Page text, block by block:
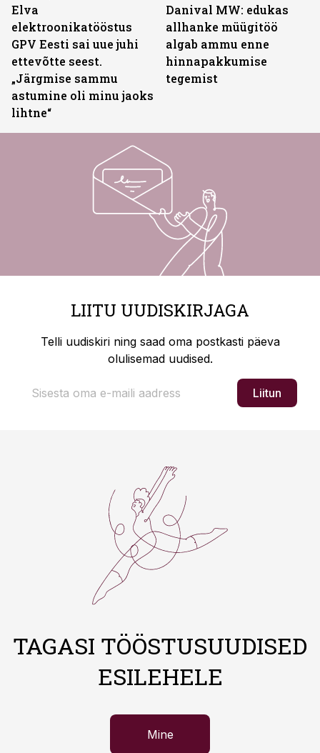
Elva
elektroonikatööstus
GPV Eesti sai uue juhi
ettevõtte seest.
„Järgmise sammu
astumine oli minu jaoks
lihtne“
Danival MW: edukas
allhanke müügitöö
algab ammu enne
hinnapakkumise
tegemist
LIITU UUDISKIRJAGA
Telli uudiskiri ning saad oma postkasti päeva
olulisemad uudised.
Liitun
TAGASI TÖÖSTUSUUDISED
ESILEHELE
Mine